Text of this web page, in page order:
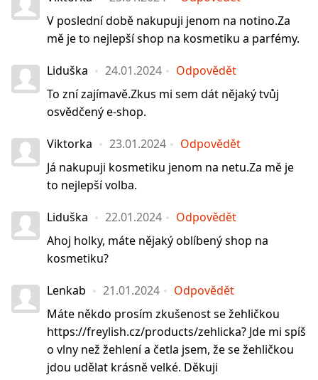
V poslední době nakupuji jenom na notino.Za
mě je to nejlepší shop na kosmetiku a parfémy.
Liduška 24.01.2024
Odpovědět
To zní zajímavě.Zkus mi sem dát nějaký tvůj
osvědčený e-shop.
Viktorka 23.01.2024
Odpovědět
Já nakupuji kosmetiku jenom na netu.Za mě je
to nejlepší volba.
Liduška 22.01.2024
Odpovědět
Ahoj holky, máte nějaký oblíbený shop na
kosmetiku?
Lenkab 21.01.2024
Odpovědět
Máte někdo prosím zkušenost se žehličkou
https://freylish.cz/products/zehlicka? Jde mi spíš
o vlny než žehlení a četla jsem, že se žehličkou
jdou udělat krásně velké. Děkuji